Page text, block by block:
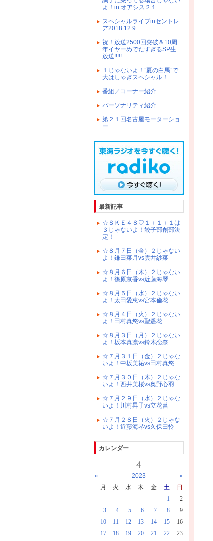
よ！in オアシス２１
スペシャルライブinセントレ
ア2018.12.9
祝！放送2500回突破＆10周
年イヤーめでたすぎるSP生
放送!!!!!
１じゃないよ！”夏の白馬”で
大はしゃぎスペシャル！
番組／コーナー紹介
パーソナリティ紹介
第２１回名古屋モーターショ
ー
最新記事
☆ＳＫＥ４８♡１＋１＋１は
３じゃないよ！餃子部創部決
定！
☆８月７日（金）２じゃない
よ！鎌田菜月vs雲井紗菜
☆８月６日（木）２じゃない
よ！篠原京香vs近藤海琴
☆８月５日（水）２じゃない
よ！太田愛恵vs宮本倫花
☆８月４日（火）２じゃない
よ！田村真悠vs聖遥花
☆８月３日（月）２じゃない
よ！坂本真凛vs鈴木恋奈
☆７月３１日（金）２じゃな
いよ！中坂美祐vs田村真悠
☆７月３０日（木）２じゃな
いよ！西井美桜vs奥野心羽
☆７月２９日（水）２じゃな
いよ！川村昇子vs立花菖
☆７月２８日（火）２じゃな
いよ！近藤海琴vs久保田怜
カレンダー
4
« 2023
»
月
火 水 木 金 土
日
1
2
3
4 5 6 7 8
9
10
11 12 13 14 15
16
17
18 19 20 21 22
23